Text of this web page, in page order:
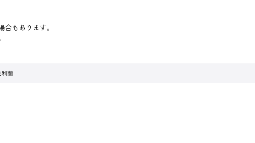
もあります。
蘭